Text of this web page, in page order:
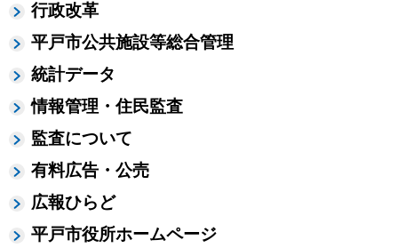
行政改革
平戸市公共施設等総合管理
統計データ
情報管理・住民監査
監査について
有料広告・公売
広報ひらど
平戸市役所ホームページ